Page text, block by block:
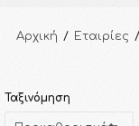
Αρχική / Εταιρίες /
Ταξινόμηση